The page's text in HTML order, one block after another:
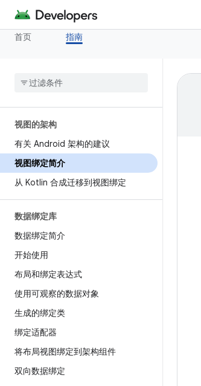
首页 指南
视图的架构
有关 Android 架构的建议
视图绑定简介
从 Kotlin 合成迁移到视图绑定
数据绑定库
数据绑定简介
开始使用
布局和绑定表达式
使用可观察的数据对象
生成的绑定类
绑定适配器
将布局视图绑定到架构组件
双向数据绑定